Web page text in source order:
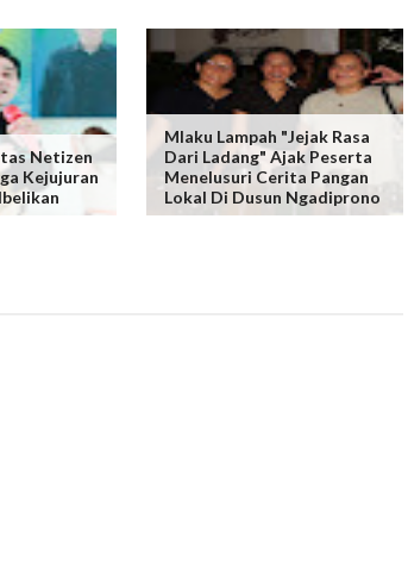
Netizen
Kejujuran
Mlaku Lampah "Jejak Rasa
Dari Ladang" Ajak Peserta
Menelusuri Cerita Pangan
Lokal Di Dusun Ngadiprono